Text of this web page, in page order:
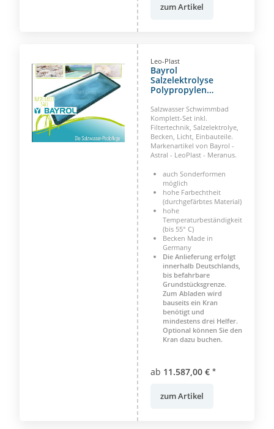
zum Artikel
Leo-Plast
Bayrol
Salzelektrolyse
Polypropylen
Barbados
Treppenanlage links
bitte bestätigen mit
Skizze
Salzwasser Schwimmbad
Komplett-Set inkl.
Filtertechnik, Salzelektrolye,
Becken, Licht, Einbauteile.
Markenartikel von Bayrol -
Astral - LeoPlast - Meranus.
auch Sonderformen
möglich
hohe Farbechtheit
(durchgefärbtes Material)
hohe
Temperaturbeständigkeit
(bis 55° C)
Becken Made in
Germany
Die Anlieferung erfolgt
innerhalb Deutschlands,
bis befahrbare
Grundstücksgrenze.
Zum Abladen wird
bauseits ein Kran
benötigt und
mindestens drei Helfer.
Optional können Sie den
Kran dazu buchen.
ab 11.587,00 € *
zum Artikel